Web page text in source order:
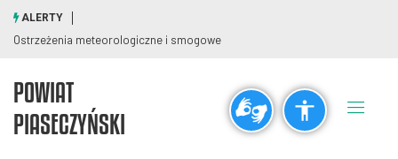
visibility_off title
ALERTY
Ostrzeżenia meteorologiczne i smogowe
POWIAT
PIASECZYŃSKI